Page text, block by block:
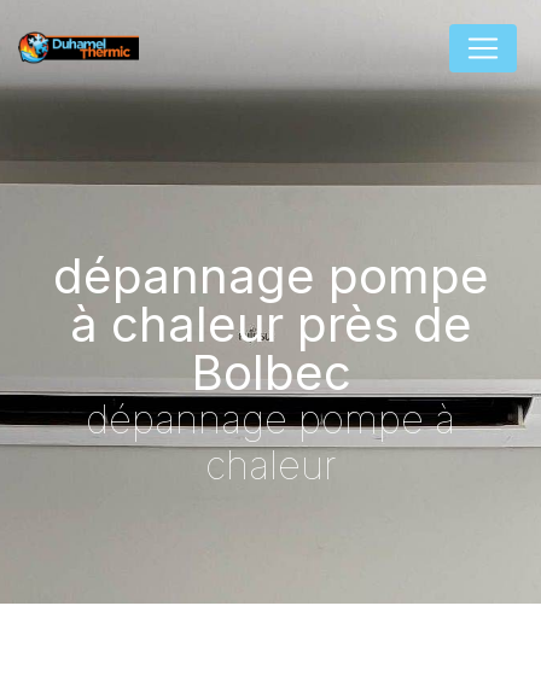
dépannage pompe
à chaleur près de
Bolbec
dépannage pompe à
chaleur